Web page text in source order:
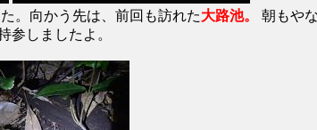
。向かう先は、前回も訪れた大路池。
朝もや
参しましたよ。